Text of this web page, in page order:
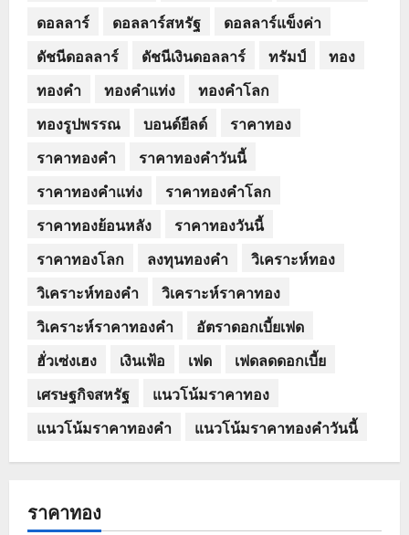
ดอลลาร์
ดอลลาร์สหรัฐ
ดอลลาร์แข็งค่า
ดัชนีดอลลาร์
ดัชนีเงินดอลลาร์ ทรัมป์
ทอง
ทองคำ
ทองคำแท่ง
ทองคำโลก
ทองรูปพรรณ
บอนด์ยีลด์
ราคาทอง
ราคาทองคำ
ราคาทองคำวันนี้
ราคาทองคำแท่ง
ราคาทองคำโลก
ราคาทองย้อนหลัง
ราคาทองวันนี้
ราคาทองโลก
ลงทุนทองคำ
วิเคราะห์ทอง
วิเคราะห์ทองคำ
วิเคราะห์ราคาทอง
วิเคราะห์ราคาทองคำ
อัตราดอกเบี้ยเฟด
ฮั่วเซ่งเฮง
เงินเฟ้อ เฟด
เฟดลดดอกเบี้ย
เศรษฐกิจสหรัฐ
แนวโน้มราคาทอง
แนวโน้มราคาทองคำ
แนวโน้มราคาทองคำวันนี้
ราคาทอง